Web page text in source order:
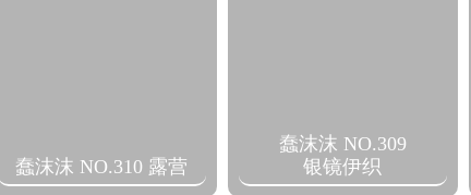
蠢沫沫 NO.310 露营
蠢沫沫 NO.309
银镜伊织